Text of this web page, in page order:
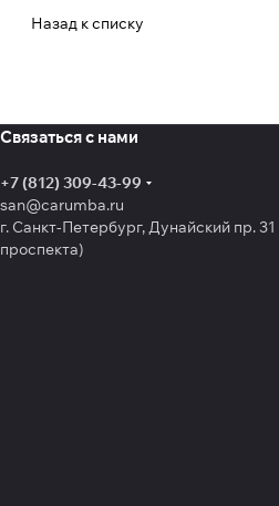
Назад к списку
Связаться с нами
+7 (812) 309-43-99
san@carumba.ru
г. Санкт-Петербург, Дунайский пр.
проспекта)